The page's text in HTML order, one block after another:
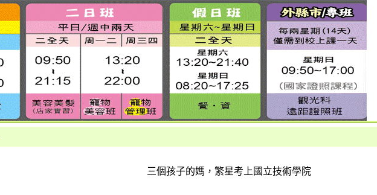
三個孩子的媽，繁星考上國立技術學院